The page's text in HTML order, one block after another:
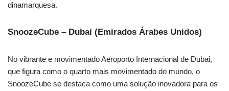
dinamarquesa.
SnoozeCube – Dubai (Emirados Árabes Unidos)
No vibrante e movimentado Aeroporto Internacional de Dubai,
que figura como o quarto mais movimentado do mundo, o
SnoozeCube se destaca como uma solução inovadora para os